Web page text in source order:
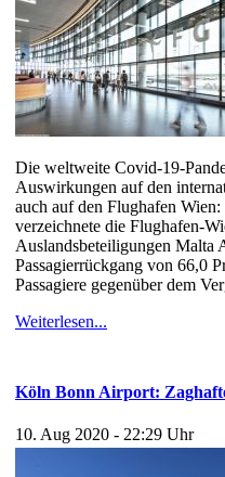
Die weltweite Covid-19-
Auswirkungen auf den
auch auf den Flughafen
verzeichnete die Flughafen-
Auslandsbeteiligungen Malta
Passagierrückgang von 66,0
Passagiere gegenüber dem
Weiterlesen...
Köln Bonn Airport:
10. Aug 2020 - 22:29 Uhr